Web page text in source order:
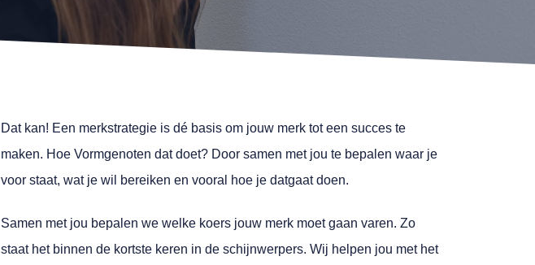
Dat kan! Een merkstrategie is dé basis om jouw merk tot een succes te
maken. Hoe Vormgenoten dat doet? Door samen met jou te bepalen waar je
voor staat, wat je wil bereiken en vooral hoe je datgaat doen.
Samen met jou bepalen we welke koers jouw merk moet gaan varen. Zo
staat het binnen de kortste keren in de schijnwerpers. Wij helpen jou met het